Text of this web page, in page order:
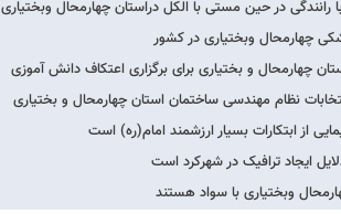
رانندگی در حین مستی با الکل دراستان چهارمحال وبختیاری
چهارمحال وبختیاری در کشور
چهارمحال و بختیاری برای برگزاری اعتکاف دانش آموزی
نظام مهندسی ساختمان استان چهارمحال و بختیاری
از ابتکارات بسیار ارزشمند امام(ره) است
ایجاد ترافیک در شهرکرد است